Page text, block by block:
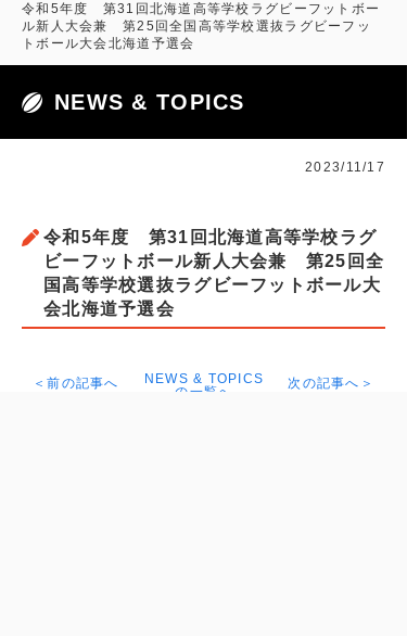
令和5年度 第31回北海道高等学校ラグビーフットボー
ル新人大会兼 第25回全国高等学校選抜ラグビーフッ
トボール大会北海道予選会
NEWS & TOPICS
2023/11/17
令和5年度 第31回北海道高等学校ラグ
ビーフットボール新人大会兼 第25回全
国高等学校選抜ラグビーフットボール大
会北海道予選会
＜前の記事へ
NEWS & TOPICS
の一覧へ
次の記事へ＞